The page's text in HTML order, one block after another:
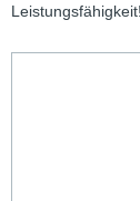
Leistungsfähigkeit!